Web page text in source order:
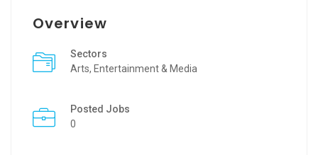
Overview
Sectors
Arts, Entertainment & Media
Posted Jobs
0